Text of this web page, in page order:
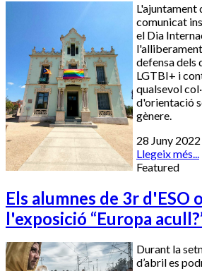
L'ajuntament
comunicat
el Dia
defensa dels
LGTBI+ i
qualsevol
d'orientació
gènere.
28 Juny 2022
Llegeix més...
Featured
Els alumnes de 3r d'ESO
l'exposició “Europa
Durant la
d’abril es